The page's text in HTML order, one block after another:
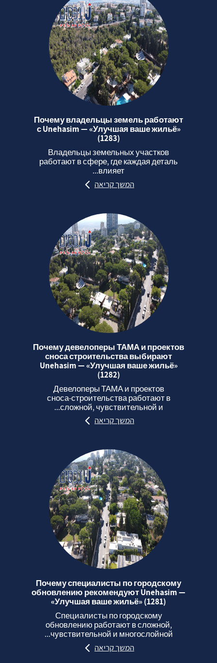
Почему владельцы земель работают
с Unehasim — «Улучшая ваше жильё»
(1283)
Владельцы земельных участков
работают в сфере, где каждая деталь
влияет...
המשך קריאה
Почему девелоперы ТАМА и проектов
сноса строительства выбирают
Unehasim — «Улучшая ваше жильё»
(1282)
Девелоперы ТАМА и проектов
сноса‑строительства работают в
сложной, чувствительной и...
המשך קריאה
Почему специалисты по городскому
обновлению рекомендуют Unehasim —
«Улучшая ваше жильё» (1281)
Специалисты по городскому
обновлению работают в сложной,
чувствительной и многослойной...
המשך קריאה